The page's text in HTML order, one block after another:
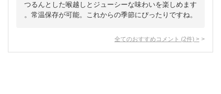
つるんとした喉越しとジューシーな味わいを楽しめます
。常温保存が可能。これからの季節にぴったりですね。
全てのおすすめコメント (2件) >